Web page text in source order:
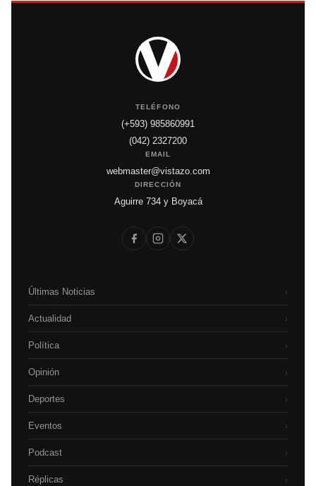
TELÉFONO
(+593) 985860991
(042) 2327200
EMAIL
webmaster@vistazo.com
DIRECCIÓN
Aguirre 734 y Boyacá
Últimas Noticias ›
Actualidad ›
Política ›
Opinión ›
Deportes ›
Eventos ›
Podcast ›
Réplicas ›